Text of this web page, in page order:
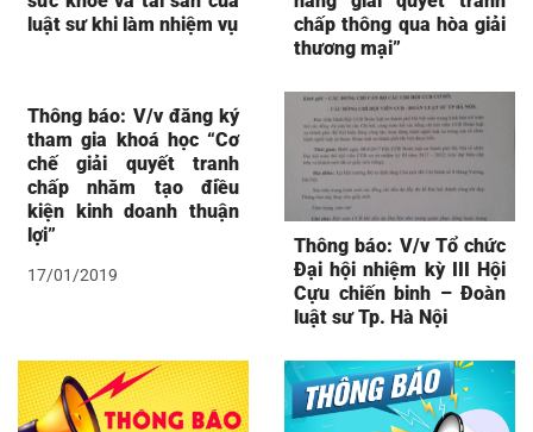
luật sư khi làm nhiệm vụ
chấp thông qua hòa giải
thương mại”
Thông báo: V/v đăng ký
tham gia khoá học “Cơ
chế giải quyết tranh
chấp nhằm tạo điều
kiện kinh doanh thuận
lợi”
17/01/2019
Thông báo: V/v Tổ chức
Đại hội nhiệm kỳ III Hội
Cựu chiến binh – Đoàn
luật sư Tp. Hà Nội